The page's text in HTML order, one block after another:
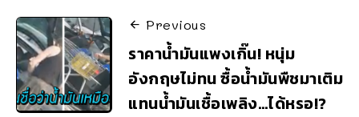
Previous
ราคาน้ำมันแพงเกิ๊น! หนุ่ม
อังกฤษไม่ทน ซื้อน้ำมันพืชมาเติม
แทนน้ำมันเชื้อเพลิง…ได้หรอ!?